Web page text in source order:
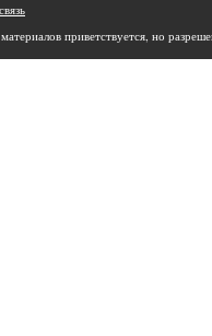
приветствуется, но